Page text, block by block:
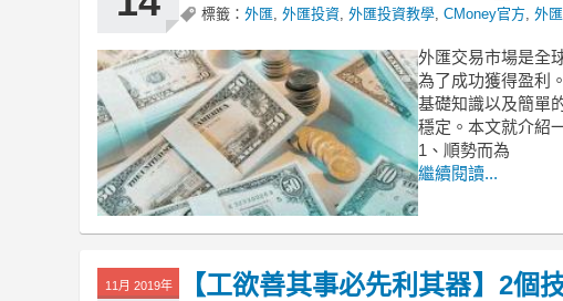
標籤： 外匯 外匯投資 外匯投資教學 CMoney官方 外
外匯交易市場是全
為了成功獲得盈利
基礎知識以及簡單
穩定。本文就介紹
1、順勢而為
繼續閱讀...
11月 2019年
【工欲善其事必先利其器】2個